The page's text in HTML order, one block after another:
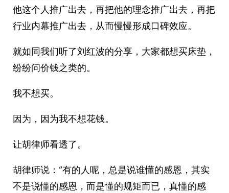
他这个人推广出去，再把他的理念推广出去，再把
行业内幕推广出去，从而慢慢形成口碑效应。
就如同我们听了刘红波的分享，大家都想买床垫，
纷纷问价钱之类的。
我不想买。
因为，因为我不想花钱。
让胡律师看透了。
胡律师说：“有的人呢，总是说谁懂的感恩，其实
不是说懂的感恩，而是懂的规矩而已，真懂的感